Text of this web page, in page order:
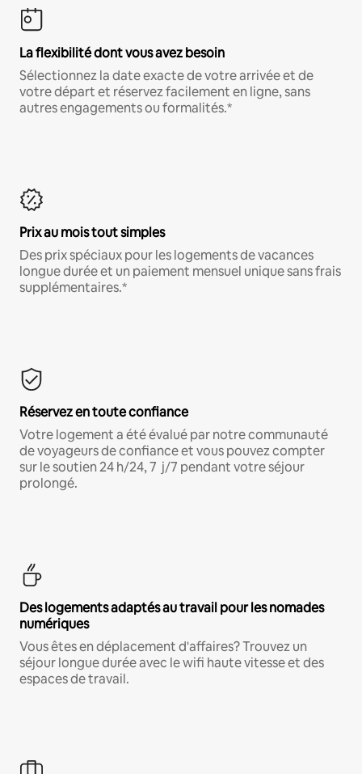
La flexibilité dont vous avez besoin
Sélectionnez la date exacte de votre arrivée et de
votre départ et réservez facilement en ligne, sans
autres engagements ou formalités.*
Prix au mois tout simples
Des prix spéciaux pour les logements de vacances
longue durée et un paiement mensuel unique sans frais
supplémentaires.*
Réservez en toute confiance
Votre logement a été évalué par notre communauté
de voyageurs de confiance et vous pouvez compter
sur le soutien 24 h/24, 7 j/7 pendant votre séjour
prolongé.
Des logements adaptés au travail pour les nomades
numériques
Vous êtes en déplacement d'affaires? Trouvez un
séjour longue durée avec le wifi haute vitesse et des
espaces de travail.